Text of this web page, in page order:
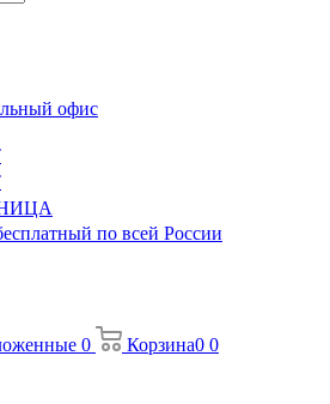
офис
по всей России
0 Корзина0 0